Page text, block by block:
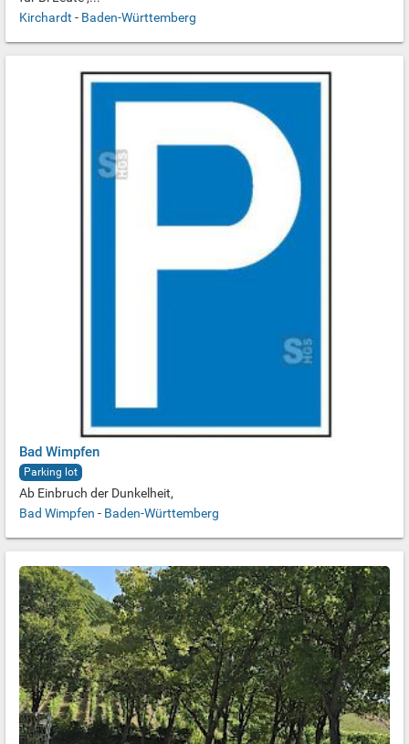
Kirchardt - Baden-Württemberg
Bad Wimpfen
Parking lot
Ab Einbruch der Dunkelheit,
Bad Wimpfen - Baden-Württemberg